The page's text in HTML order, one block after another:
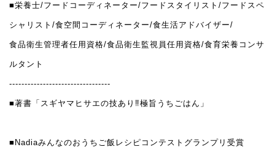
■栄養士/フードコーディネーター/フードスタイリスト/フードスペ
シャリスト/食空間コーディネーター/食生活アドバイザー/
食品衛生管理者任用資格/食品衛生監視員任用資格/食育栄養コンサ
ルタント
---------------------------------
■著書「スギヤマヒサエの技あり‼極旨うちごはん」
■Nadiaみんなのおうちご飯レシピコンテストグランプリ受賞